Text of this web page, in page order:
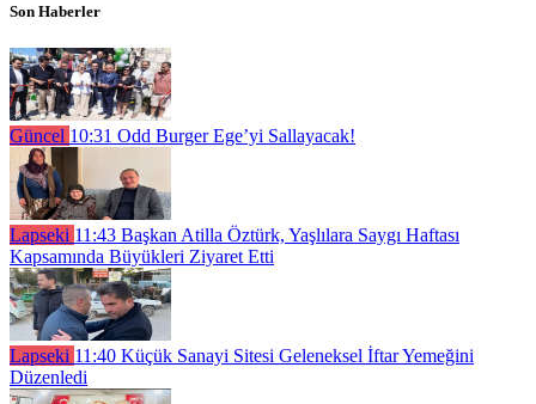
Son Haberler
Güncel 10:31 Odd Burger Ege’yi Sallayacak!
Lapseki 11:43 Başkan Atilla Öztürk, Yaşlılara Saygı Haftası
Kapsamında Büyükleri Ziyaret Etti
Lapseki 11:40 Küçük Sanayi Sitesi Geleneksel İftar Yemeğini
Düzenledi